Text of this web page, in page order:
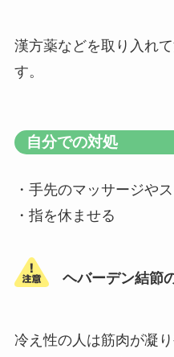
漢方薬などを取り入れ
す。
自分での対処
・手先のマッサージや
・指を休ませる
ヘバーデン結節
冷え性の人は筋肉が凝